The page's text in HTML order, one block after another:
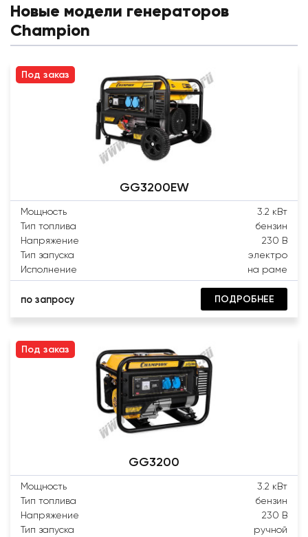
Новые модели генераторов
Champion
Под заказ
GG3200EW
Мощность
3.2 кВт
Тип топлива
бензин
Напряжение
230 В
Тип запуска
электро
Исполнение
на раме
по запросу ПОДРОБНЕЕ
Под заказ
GG3200
Мощность
3.2 кВт
Тип топлива
бензин
Напряжение
230 В
Тип запуска
ручной